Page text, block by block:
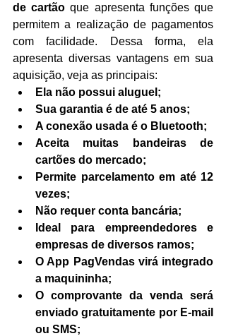
de cartão que apresenta funções que
permitem a realização de pagamentos
com facilidade. Dessa forma, ela
apresenta diversas vantagens em sua
aquisição, veja as principais:
Ela não possui aluguel;
Sua garantia é de até 5 anos;
A conexão usada é o Bluetooth;
Aceita muitas bandeiras de
cartões do mercado;
Permite parcelamento em até 12
vezes;
Não requer conta bancária;
Ideal para empreendedores e
empresas de diversos ramos;
O App PagVendas virá integrado
a maquininha;
O comprovante da venda será
enviado gratuitamente por E-mail
ou SMS;